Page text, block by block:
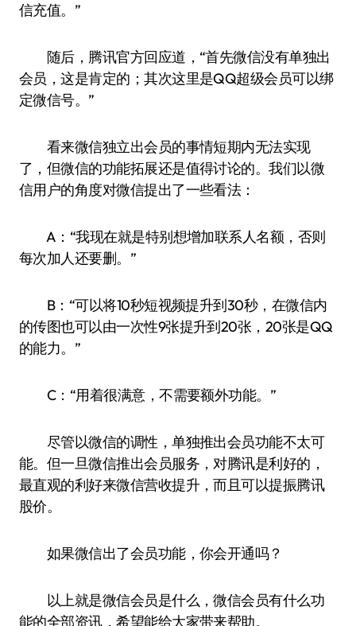
信充值。”
随后，腾讯官方回应道，“首先微信没有单独出
会员，这是肯定的；其次这里是QQ超级会员可以绑
定微信号。”
看来微信独立出会员的事情短期内无法实现
了，但微信的功能拓展还是值得讨论的。我们以微
信用户的角度对微信提出了一些看法：
A：“我现在就是特别想增加联系人名额，否则
每次加人还要删。”
B：“可以将10秒短视频提升到30秒，在微信内
的传图也可以由一次性9张提升到20张，20张是QQ
的能力。”
C：“用着很满意，不需要额外功能。”
尽管以微信的调性，单独推出会员功能不太可
能。但一旦微信推出会员服务，对腾讯是利好的，
最直观的利好来微信营收提升，而且可以提振腾讯
股价。
如果微信出了会员功能，你会开通吗？
以上就是微信会员是什么，微信会员有什么功
能的全部资讯，希望能给大家带来帮助。